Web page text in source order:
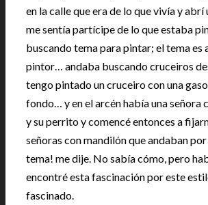
en la calle que era de lo que vivía y abrí
me sentía partícipe de lo que estaba
buscando tema para pintar; el tema es
pintor… andaba buscando cruceiros
tengo pintado un cruceiro con una
fondo… y en el arcén había una señora
y su perrito y comencé entonces a
señoras con mandilón que andaban
tema! me dije. No sabía cómo, pero
encontré esta fascinación por este
fascinado.